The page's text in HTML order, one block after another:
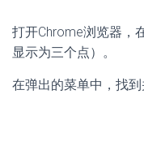
打开Chrome浏览器，
显示为三个点）。
在弹出的菜单中，找到